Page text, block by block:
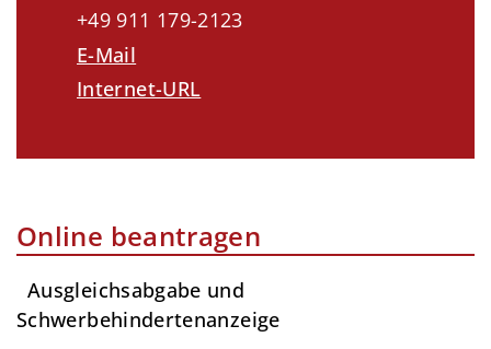
+49 911 179-2123
E-Mail
Internet-URL
Online beantragen
Ausgleichsabgabe und
Schwerbehindertenanzeige